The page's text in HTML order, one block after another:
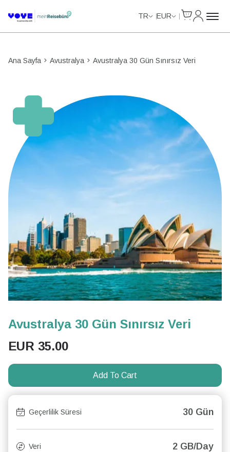
TR EUR
Ana Sayfa Avustralya Avustralya 30 Gün Sınırsız Veri
Avustralya 30 Gün Sınırsız Veri
EUR 35.00
Add To Cart
Geçerlilik Süresi 30 Gün
Veri 2 GB/Day